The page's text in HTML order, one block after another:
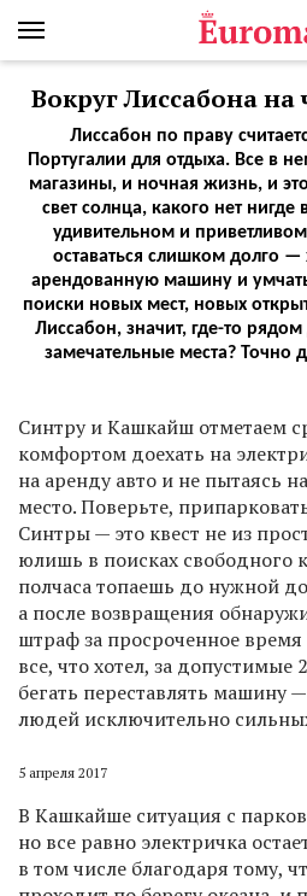
Вокруг Лиссабона на
Лиссабон по праву
Португалии для отдыха. Все в
магазины, и ночная жизнь, и
свет солнца, какого нет
удивительном и
оставаться слишком долго —
арендованную машину и
поиски новых мест, новых
Лиссабон, значит, где-то
замечательные места?
Синтру и Кашкайш отметаем
комфортом доехать на
на аренду авто и не пытаясь
место. Поверьте,
Синтры — это квест не из
юлишь в поисках свободного
полчаса топаешь до нужной
а после возвращения
штраф за просроченное
все, что хотел, за допустимые
бегать переставлять машину
людей исключительно
5 апреля 2017
В Кашкайше ситуация с
но все равно электричка
в том числе благодаря тому,